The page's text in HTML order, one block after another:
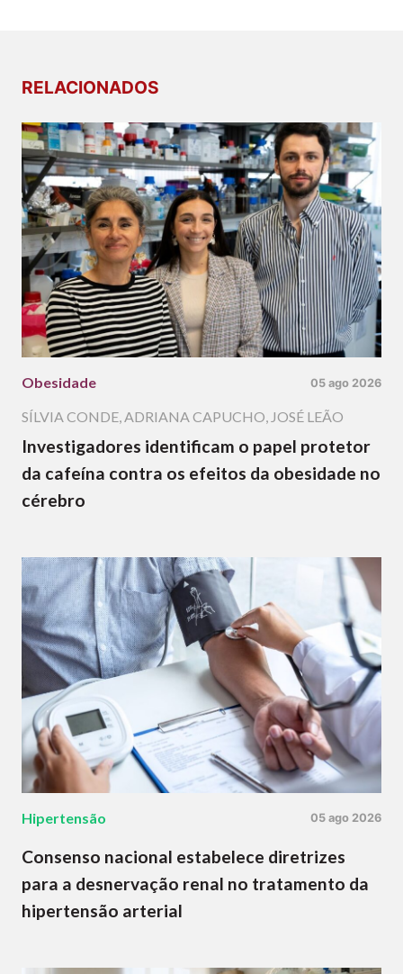
RELACIONADOS
Obesidade 05 ago 2026
SÍLVIA CONDE,ADRIANA CAPUCHO, JOSÉ LEÃO
Investigadores identificam o papel protetor
da cafeína contra os efeitos da obesidade no
cérebro
Hipertensão 05 ago 2026
Consenso nacional estabelece diretrizes
para a desnervação renal no tratamento da
hipertensão arterial